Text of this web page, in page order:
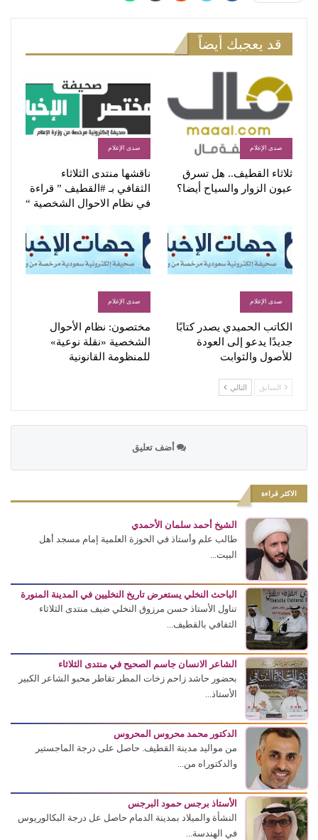
قد يعجبك أيضاً
صدى الإعلام
ثلاثاء القطيف.. هل تسرق
عيون الزوار والسياح أيضا؟
صدى الإعلام
ناقشها منتدى الثلاثاء
الثقافي بـ #القطيف ” قراءة
في نظام الاحوال الشخصية “
صدى الإعلام
الكاتب الحميدي يصدر كتابًا
جديدًا يدعو إلى العودة
للأصول والثوابت
صدى الإعلام
مختصون: نظام الأحوال
الشخصية «نقلة نوعية»
للمنظومة القانونية
السابق التالي
أضف تعليق
الاكثر قراءة
الشيخ أحمد سلمان الأحمدي
طالب علم وأستاذ في الحوزة العلمية إمام مسجد أهل
البيت...
الباحث النخلي يستعرض تاريخ النخليين في المدينة المنورة
تناول الأستاذ حسن مرزوق النخلي ضيف منتدى الثلاثاء
الثقافي بالقطيف...
الشاعر الانسان جاسم الصحيح في منتدى الثلاثاء
بحضور حاشد زاحم زخات المطر تقاطر محبو الشاعر الكبير
الأستاذ...
الدكتور محمد محروس المحروس
من مواليد مدينة القطيف. حاصل على درجة الماجستير
والدكتوراه من...
الأستاذ برجس حمود البرجس
النشأة والميلاد بمدينة الدمام حاصل عل درجة البكالوريوس
في الهندسة...